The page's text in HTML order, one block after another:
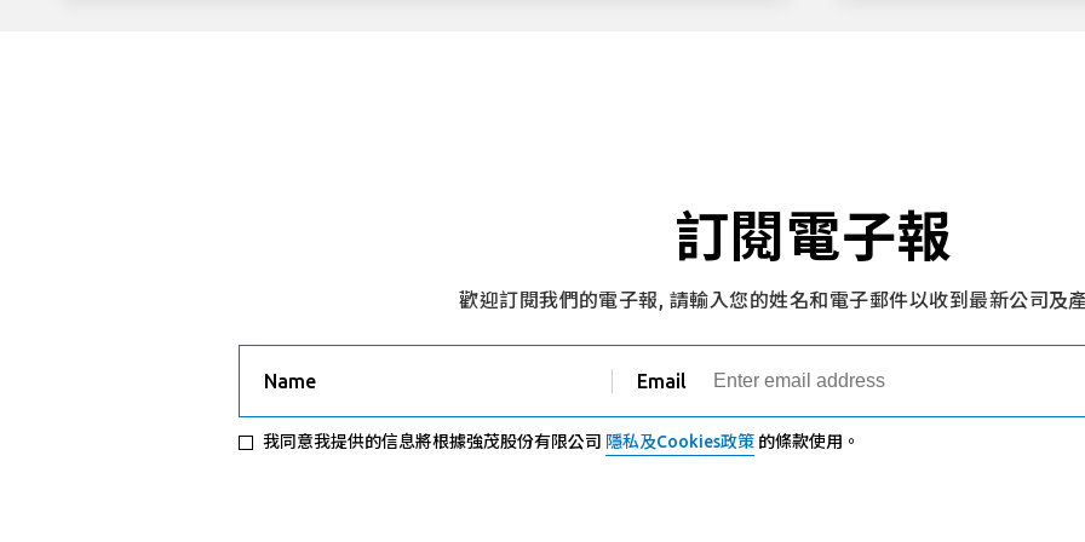
訂閱電子報
歡迎訂閱我們的電子報, 請輸入您的姓名和電子郵件以收到最新公司及
Name Email
我同意我提供的信息將根據強茂股份有限公司 隱私及Cookies政策 的條款使用。